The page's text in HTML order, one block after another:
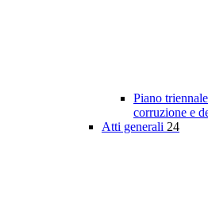
Piano
corruzione e
Atti generali 24